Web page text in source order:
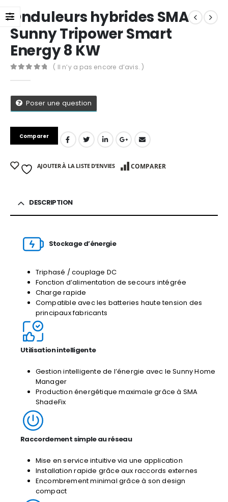
Onduleurs hybrides SMA
Sunny Tripower Smart
Energy 8 KW
( Il n’y a pas encore d’avis. )
Poser une question
Comparer
AJOUTER À LA LISTE D’ENVIES COMPARER
DESCRIPTION
Stockage d’énergie
Triphasé / couplage DC
Fonction d’alimentation de secours intégrée
Charge rapide
Compatible avec les batteries haute tension des
principaux fabricants
Utilisation intelligente
Gestion intelligente de l’énergie avec le Sunny Home
Manager
Production énergétique maximale grâce à SMA
ShadeFix
Raccordement simple au réseau
Mise en service intuitive via une application
Installation rapide grâce aux raccords externes
Encombrement minimal grâce à son design
compact